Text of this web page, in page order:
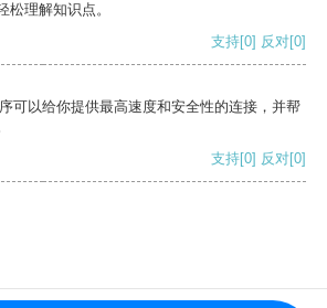
松理解知识点。
支持[0] 反对[0]
可以给你提供最高速度和安全性的连接，并帮
支持[0] 反对[0]